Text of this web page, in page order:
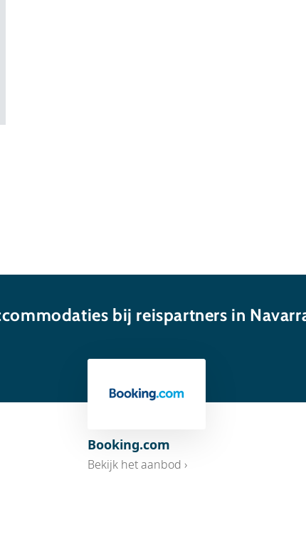
bij reispartners in
Booking.com
Bekijk het aanbod ›